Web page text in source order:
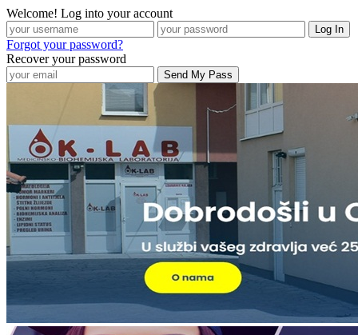
Welcome! Log into your account
Forgot your password?
Recover your password